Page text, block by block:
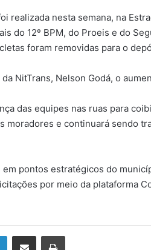
realizada nesta semana, na
do 12º BPM, do Proeis e do
foram removidas para o
NitTrans, Nelson Godá, o
das equipes nas ruas para
moradores e continuará sendo
pontos estratégicos do
por meio da plataforma
LinkedinCompartilhar via e-mail Imprimir